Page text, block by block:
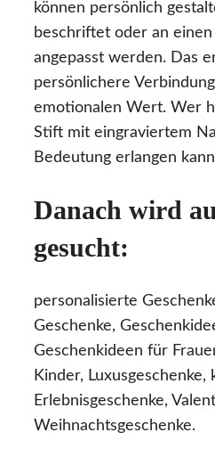
können persönlich
beschriftet oder an
angepasst werden. Das
persönlichere
emotionalen Wert. Wer
Stift mit eingraviertem
Bedeutung erlangen
Danach wird
gesucht:
personalisierte
Geschenke,
Geschenkideen für
Kinder,
Erlebnisgeschenke,
Weihnachtsgeschenke.